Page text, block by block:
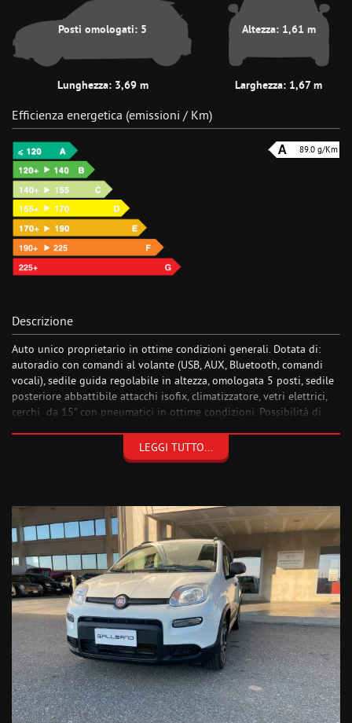
Posti omologati: 5
Lunghezza: 3,69 m
Altezza: 1,61 m
Larghezza: 1,67 m
Efficienza energetica (emissioni / Km)
89.0 g/Km
Descrizione
Auto unico proprietario in ottime condizioni generali. Dotata di:
autoradio con comandi al volante (USB, AUX, Bluetooth, comandi
vocali), sedile guida regolabile in altezza, omologata 5 posti, sedile
posteriore abbattibile attacchi isofix, climatizzatore, vetri elettrici,
cerchi da 15" con pneumatici in ottime condizioni. Possibilità di
N.B. Si riceve su appuntamento. Le informazioni fornite riguardante
il veicolo compreso la sezione "optional" sono attendibili e veritiere
, questo non esclude che alcune voci potrebbero contenere delle
imprecisioni involontarie, pertanto la descrizione ha solo ed
esclusivamente valore informativo e non contrattuale. Si invita
pertanto a chiedere o verificare di persona le voci descritte
nell'inserzione.
LEGGI TUTTO...